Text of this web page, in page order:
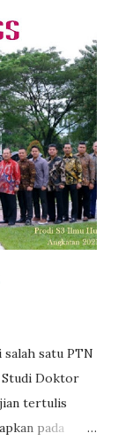
menggeser
hingga di sesi
dan anak-
memberikan
di lain waktu
Zoom
Teman Dari
satu PTN
Studi Doktor
tertulis
pada